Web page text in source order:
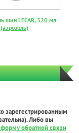
шин LECAR, 520 мл
(аэрозоль)
зарегестрированным
Либо вы
форму обратной связи